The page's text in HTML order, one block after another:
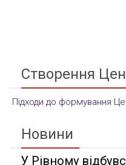
Створення
Підходи до формування
Новини
У Рівному